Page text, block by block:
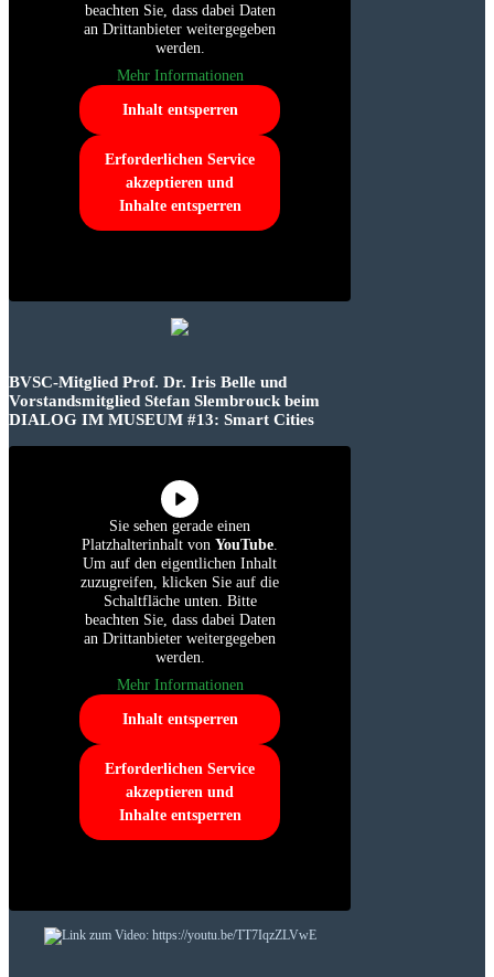
beachten Sie, dass dabei Daten
an Drittanbieter weitergegeben
werden.
Mehr Informationen
Inhalt entsperren
Erforderlichen Service
akzeptieren und
Inhalte entsperren
BVSC-Mitglied Prof. Dr. Iris Belle und
Vorstandsmitglied Stefan Slembrouck beim
DIALOG IM MUSEUM #13: Smart Cities
Sie sehen gerade einen
Platzhalterinhalt von YouTube.
Um auf den eigentlichen Inhalt
zuzugreifen, klicken Sie auf die
Schaltfläche unten. Bitte
beachten Sie, dass dabei Daten
an Drittanbieter weitergegeben
werden.
Mehr Informationen
Inhalt entsperren
Erforderlichen Service
akzeptieren und
Inhalte entsperren